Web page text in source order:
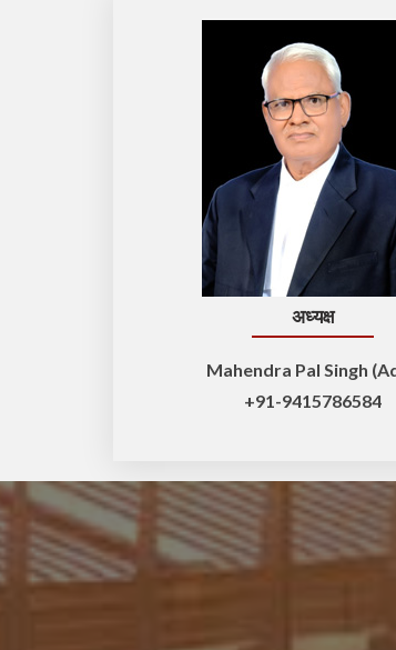
अध्यक्ष
Mahendra Pal Singh
+91-9415786584